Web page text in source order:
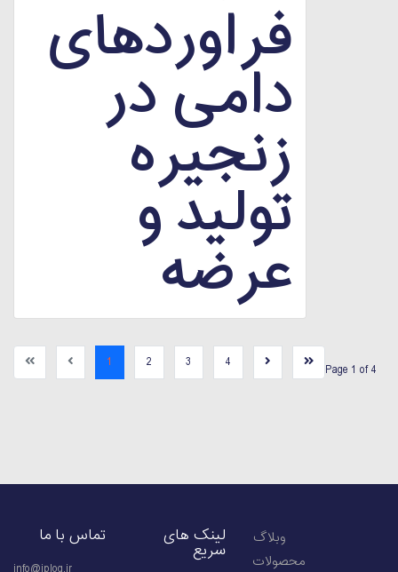
فراوردهای
دامی در
زنجیره
تولید و
عرضه
Page 1 of 4
1 2 3 4
تماس با ما لینک های
سریع
وبلاگ
محصولات